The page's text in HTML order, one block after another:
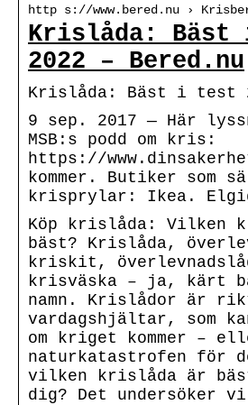
http s://www.bered.nu ›
Krislåda:
2022 – Bered.nu
Krislåda: Bäst i test
9 sep. 2017 — Här
MSB:s podd om kris:
https://
kommer. Butiker som
krisprylar: Ikea.
Köp krislåda: Vilken
bäst? Krislåda,
kriskit,
krisväska – ja, kärt
namn. Krislådor är
vardagshjältar, som
om kriget kommer –
naturkatastrofen för
vilken krislåda är
dig? Det undersöker